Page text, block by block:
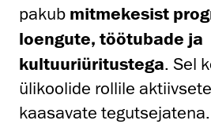
pakub mitmekesist
loengute, töötubade ja
kultuuriüritustega. Sel
ülikoolide rollile
kaasavate